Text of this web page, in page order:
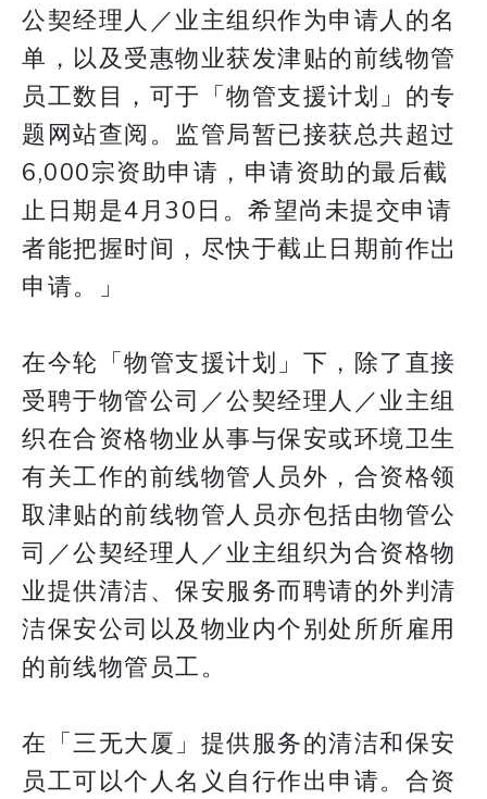
公契经理人／业主组织作为申请人的名
单，以及受惠物业获发津贴的前线物管
员工数目，可于「物管支援计划」的专
题网站查阅。监管局暂已接获总共超过
6,000宗资助申请，申请资助的最后截
止日期是4月30日。希望尚未提交申请
者能把握时间，尽快于截止日期前作岀
申请。」
在今轮「物管支援计划」下，除了直接
受聘于物管公司／公契经理人／业主组
织在合资格物业从事与保安或环境卫生
有关工作的前线物管人员外，合资格领
取津贴的前线物管人员亦包括由物管公
司／公契经理人／业主组织为合资格物
业提供清洁、保安服务而聘请的外判清
洁保安公司以及物业内个别处所所雇用
的前线物管员工。
在「三无大厦」提供服务的清洁和保安
员工可以个人名义自行作出申请。合资